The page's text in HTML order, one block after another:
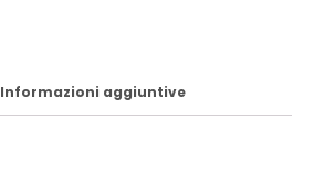
Informazioni aggiuntive